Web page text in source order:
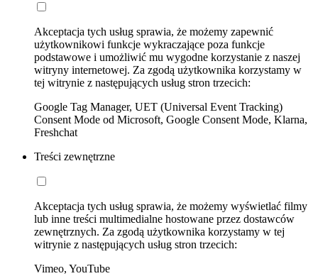
Akceptacja tych usług sprawia, że możemy zapewnić
użytkownikowi funkcje wykraczające poza funkcje
podstawowe i umożliwić mu wygodne korzystanie z naszej
witryny internetowej. Za zgodą użytkownika korzystamy w
tej witrynie z następujących usług stron trzecich:
Google Tag Manager, UET (Universal Event Tracking)
Consent Mode od Microsoft, Google Consent Mode, Klarna,
Freshchat
Treści zewnętrzne
Akceptacja tych usług sprawia, że możemy wyświetlać filmy
lub inne treści multimedialne hostowane przez dostawców
zewnętrznych. Za zgodą użytkownika korzystamy w tej
witrynie z następujących usług stron trzecich:
Vimeo, YouTube